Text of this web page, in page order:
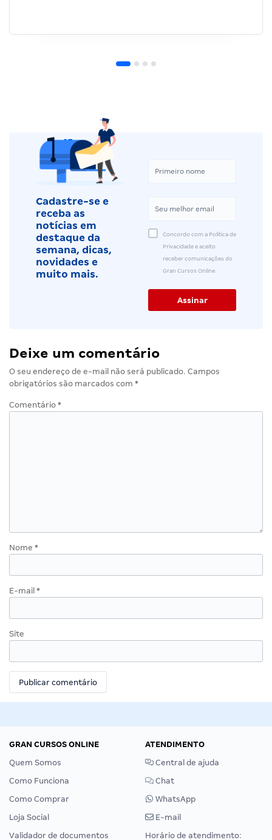
Cadastre-se e
receba as
notícias em
destaque da
semana, dicas,
novidades e
muito mais.
Concordo com a Política de
Privacidade e aceito
receber comunicações do
Gran Cursos Online.
Deixe um comentário
O seu endereço de e-mail não será publicado. Campos
obrigatórios são marcados com *
Comentário *
Nome *
E-mail *
Site
GRAN CURSOS ONLINE
Quem Somos
Como Funciona
Como Comprar
Loja Social
Validador de documentos
ATENDIMENTO
Central de ajuda
Chat
WhatsApp
E-mail
Horário de atendimento: